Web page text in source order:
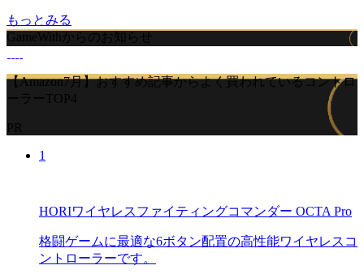
もっとみる
GameWithからのお知らせ
【Amazon7月】おすすめ記事からよく買われているコントロ
ーラーTOP4
PR
1
HORIワイヤレスファイティングコマンダー OCTA Pro
格闘ゲームに最適な6ボタン配置の高性能ワイヤレスコ
ントローラーです。